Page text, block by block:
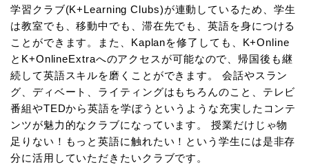
学習クラブ(K+Learning Clubs)が連動しているため、学生
は教室でも、移動中でも、滞在先でも、英語を身につける
ことができます。また、Kaplanを修了しても、K+Online
とK+OnlineExtraへのアクセスが可能なので、帰国後も継
続して英語スキルを磨くことができます。 会話やスラン
グ、ディベート、ライティングはもちろんのこと、テレビ
番組やTEDから英語を学ぼうというような充実したコンテ
ンツが魅力的なクラブになっています。 授業だけじゃ物
足りない！もっと英語に触れたい！という学生には是非存
分に活用していただきたいクラブです。